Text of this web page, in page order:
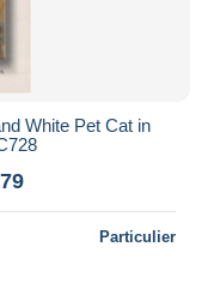
White Pet Cat in
Particulier